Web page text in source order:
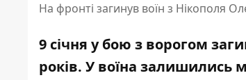
На фронті загинув воїн з Нікополя
9 січня у бою з ворогом
років. У воїна залишились